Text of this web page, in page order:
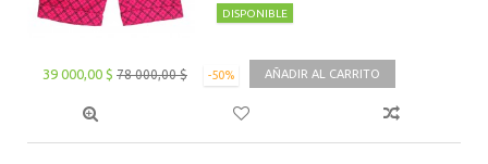
DISPONIBLE
39 000,00 $ 78 000,00 $ -50% AÑADIR AL CARRITO